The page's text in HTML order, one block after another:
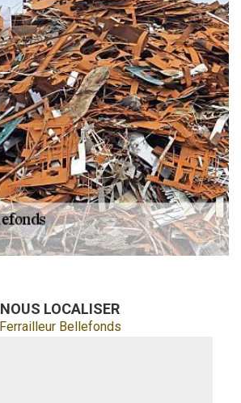
NOUS LOCALISER
Ferrailleur Bellefonds